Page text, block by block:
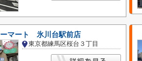
マート 氷川台駅前店
東京都練馬区桜台３丁目